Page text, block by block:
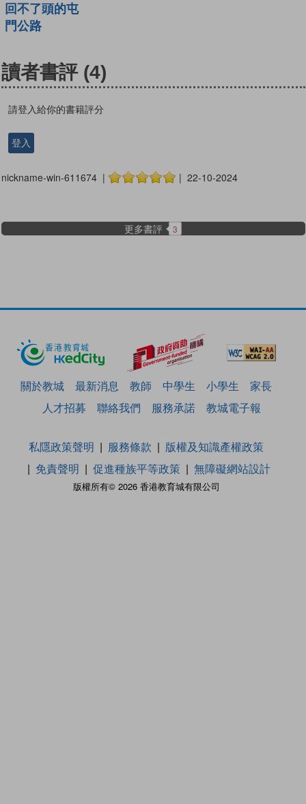
回不了頭的屯
門公路
讀者書評 (4)
請登入給你的書籍評分
登入
nickname-win-611674 | | 22-10-2024
更多書評 3
關於教城 最新消息 教師 中學生 小學生
家長
人才招募
聯絡我們 服務承諾 教城電子報
版權所有© 2026 香港教育城有限公司
私隱政策聲明 服務條款
版權及知識產權政策
免責聲明
促進種族平等政策 無障礙網站設計